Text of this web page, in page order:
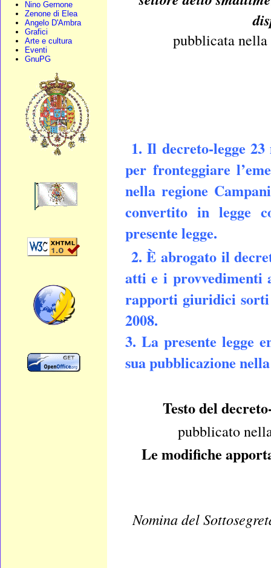
Nino Gernone
Zenone di Elea
Angelo D'Ambra
Grafici
Arte e cultura
Eventi
GnuPG
pubblicata
1. Il decreto-legge
per fronteggiare
nella regione
convertito in legge
presente legge.
2. È abrogato il
atti e i provvedimenti
rapporti giuridici sorti
2008.
3. La presente legge
sua pubblicazione
Testo del
pubblicato
Le modifiche
Nomina del